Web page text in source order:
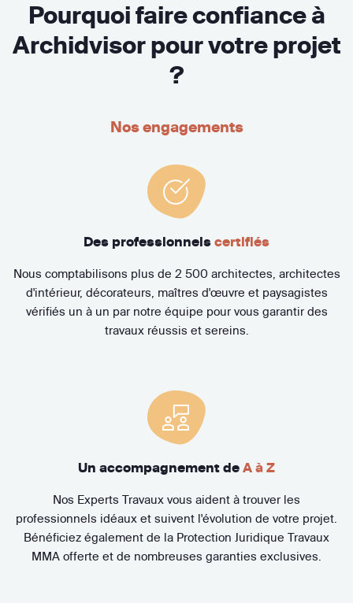
Pourquoi faire confiance à
Archidvisor pour votre projet
?
Nos engagements
Des professionnels certifiés
Nous comptabilisons plus de 2 500 architectes, architectes
d'intérieur, décorateurs, maîtres d'œuvre et paysagistes
vérifiés un à un par notre équipe pour vous garantir des
travaux réussis et sereins.
Un accompagnement de A à Z
Nos Experts Travaux vous aident à trouver les
professionnels idéaux et suivent l'évolution de votre projet.
Bénéficiez également de la Protection Juridique Travaux
MMA offerte et de nombreuses garanties exclusives.